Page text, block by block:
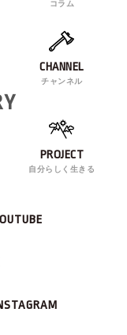
コラム
CHANNEL
チャンネル
PROJECT
自分らしく生きる